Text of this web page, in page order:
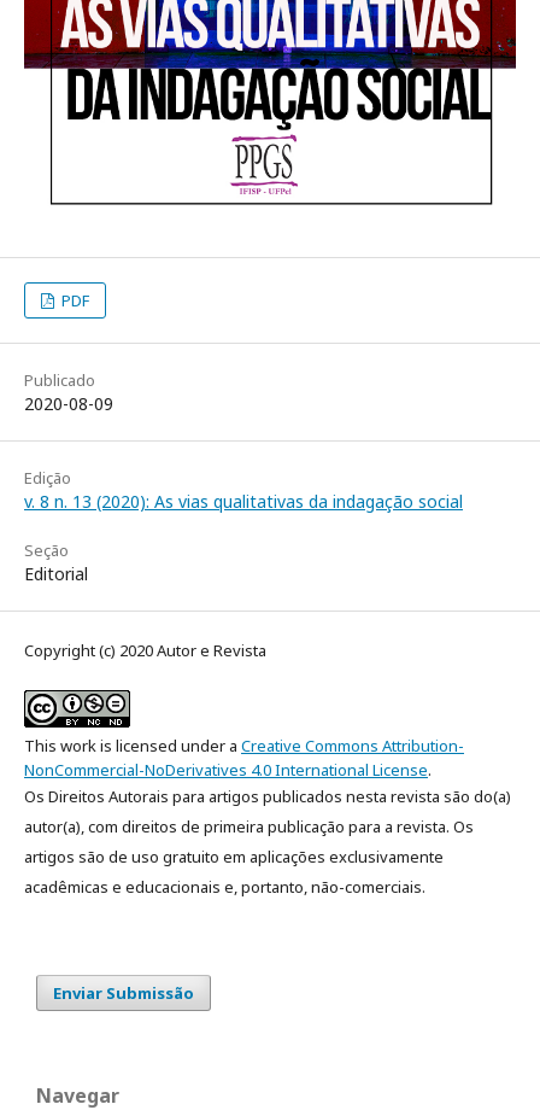
PDF
Publicado
2020-08-09
Edição
v. 8 n. 13 (2020): As vias qualitativas da indagação social
Seção
Editorial
Copyright (c) 2020 Autor e Revista
This work is licensed under a Creative Commons Attribution-
NonCommercial-NoDerivatives 4.0 International License.
Os Direitos Autorais para artigos publicados nesta revista são do(a)
autor(a), com direitos de primeira publicação para a revista. Os
artigos são de uso gratuito em aplicações exclusivamente
acadêmicas e educacionais e, portanto, não-comerciais.
Enviar Submissão
Navegar